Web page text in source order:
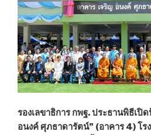
รองเลขาธิการ กพฐ. ประธานพิธีเปิ
อนงค์ ศุภธาดารัตน์” (อาคาร 4) โร